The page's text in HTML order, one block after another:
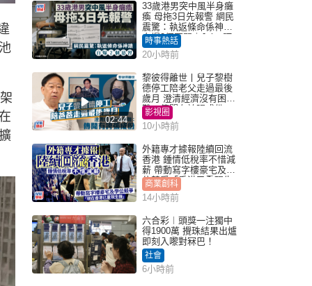
33歲港男突中風半身癱
瘓 母拖3日先報警 網民
震驚：執返條命係神蹟
自爆2個惡習｜Juicy叮
時事熱話
20小時前
02:44
黎彼得離世丨兒子黎樹
德停工陪老父走過最後
歲月 澄清經濟沒有困
難：傳聞有誇張成份
影視圈
10小時前
外籍專才據報陸續回流
香港 鍾情低稅率不惜減
薪 帶動寫字樓豪宅及學
位競爭「香港已重現生
機」
商業創科
14小時前
六合彩︱頭獎一注獨中
得1900萬 攪珠結果出爐
即刻入嚟對冧巴！
社會
6小時前